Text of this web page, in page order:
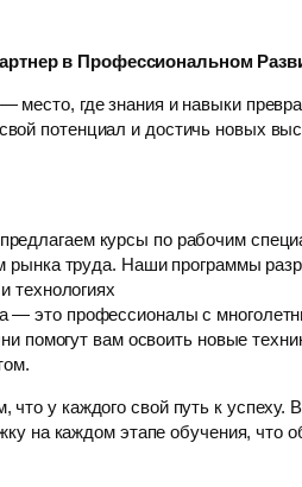
в Профессиональном
место, где знания и навыки
потенциал и достичь новых
курсы по рабочим
рынка труда. Наши программы
технологиях
— это профессионалы с
помогут вам освоить новые
у каждого свой путь к успеху.
на каждом этапе обучения, что